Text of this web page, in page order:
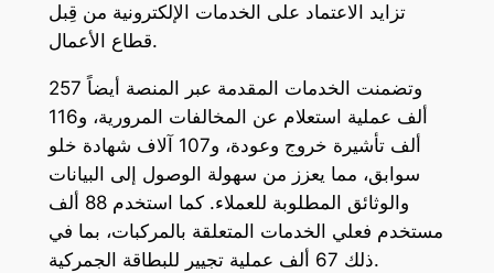
تزايد الاعتماد على الخدمات الإلكترونية من قِبل
قطاع الأعمال.
وتضمنت الخدمات المقدمة عبر المنصة أيضاً 257
ألف عملية استعلام عن المخالفات المرورية، و116
ألف تأشيرة خروج وعودة، و107 آلاف شهادة خلو
سوابق، مما يعزز من سهولة الوصول إلى البيانات
والوثائق المطلوبة للعملاء. كما استخدم 88 ألف
مستخدم فعلي الخدمات المتعلقة بالمركبات، بما في
ذلك 67 ألف عملية تجيير للبطاقة الجمركية.